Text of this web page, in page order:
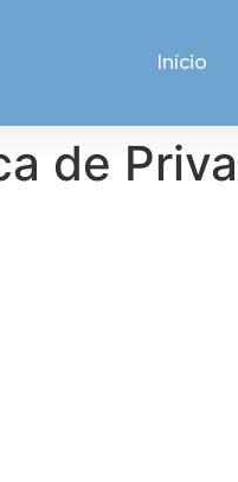
Início
de